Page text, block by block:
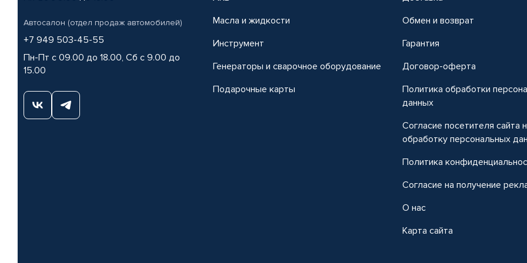
Автосалон (отдел продаж автомобилей)
+7 949 503-45-55
Пн-Пт с 09.00 до 18.00, Сб с 9.00 до
15.00
Масла и жидкости
Инструмент
Генераторы и сварочное оборудование
Подарочные карты
Обмен и возврат
Гарантия
Договор-оферта
Политика обработки
данных
Согласие посетителя сайта
обработку персональных
Политика
Согласие на получение
О нас
Карта сайта